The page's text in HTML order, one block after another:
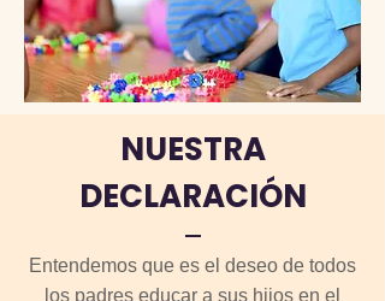
NUESTRA
DECLARACIÓN
Entendemos que es el deseo de todos
los padres educar a sus hijos en el